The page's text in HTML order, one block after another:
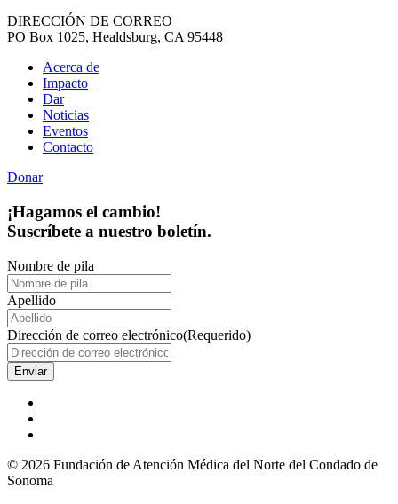
DIRECCIÓN DE CORREO
PO Box 1025, Healdsburg, CA 95448
Acerca de
Impacto
Dar
Noticias
Eventos
Contacto
Donar
¡Hagamos el cambio!
Suscríbete a nuestro boletín.
Nombre de pila
Apellido
Dirección de correo electrónico(Requerido)
© 2026 Fundación de Atención Médica del Norte del Condado de
Sonoma